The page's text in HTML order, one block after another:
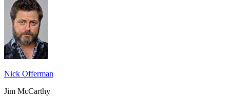
Nick Offerman
Jim McCarthy